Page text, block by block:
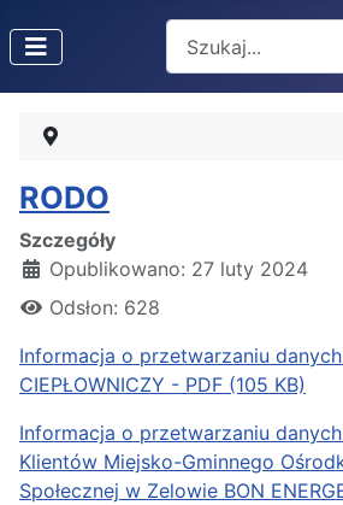
Type 2 or more
RODO
Szczegóły
Opublikowano: 27 luty 2024
Odsłon: 628
Informacja o przetwarzaniu
CIEPŁOWNICZY - PDF (105 KB)
Informacja o przetwarzaniu
Klientów Miejsko-Gminnego
Społecznej w Zelowie BON